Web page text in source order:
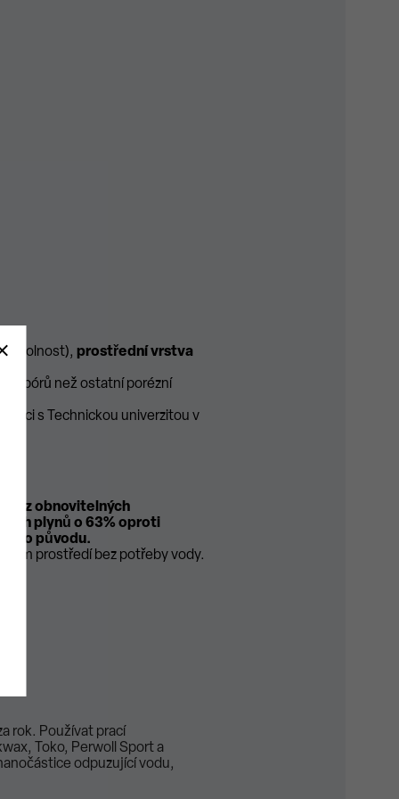
prostřední vrstva
pórů než ostatní porézní
s Technickou univerzitou v
z obnovitelných
plynů o 63% oproti
původu.
prostředí bez potřeby vody.
rok. Používat prací
Toko, Perwoll Sport a
odpuzující vodu,